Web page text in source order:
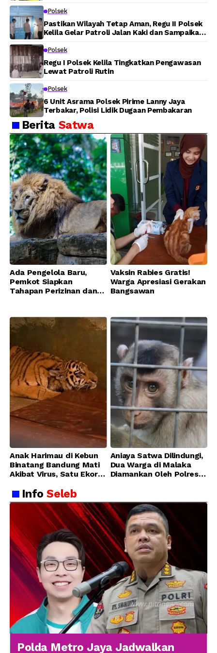
Polsek
Pastikan Wilayah Tetap Aman, Regu II Polsek
Kelila Gelar Patroli Jalan Kaki dan Sampaikan
Polsek
Regu I Polsek Kelila Tingkatkan Pengawasan
Lewat Patroli Rutin
Polsek
6 Unit Asrama Polsek Pirime Lanny Jaya
Terbakar, Polisi Lidik Dugaan Pembakaran
Berita Satwa
Ada Pengelola Baru,
Pemkot Siapkan
Tahapan Perizinan dan
Vaksin Rabies Gratis!
Warga Apresiasi Gerakan
Bangsawan
Anak Harimau di Kebun
Binatang Bandung Mati
Akibat Virus, Satu Ekor
Membaik
Aniaya Satwa Dilindungi,
Dua Warga di Malaka
Diamankan Oleh Polres
InfoSeleb
Polda Metro Jaya Jadwalkan